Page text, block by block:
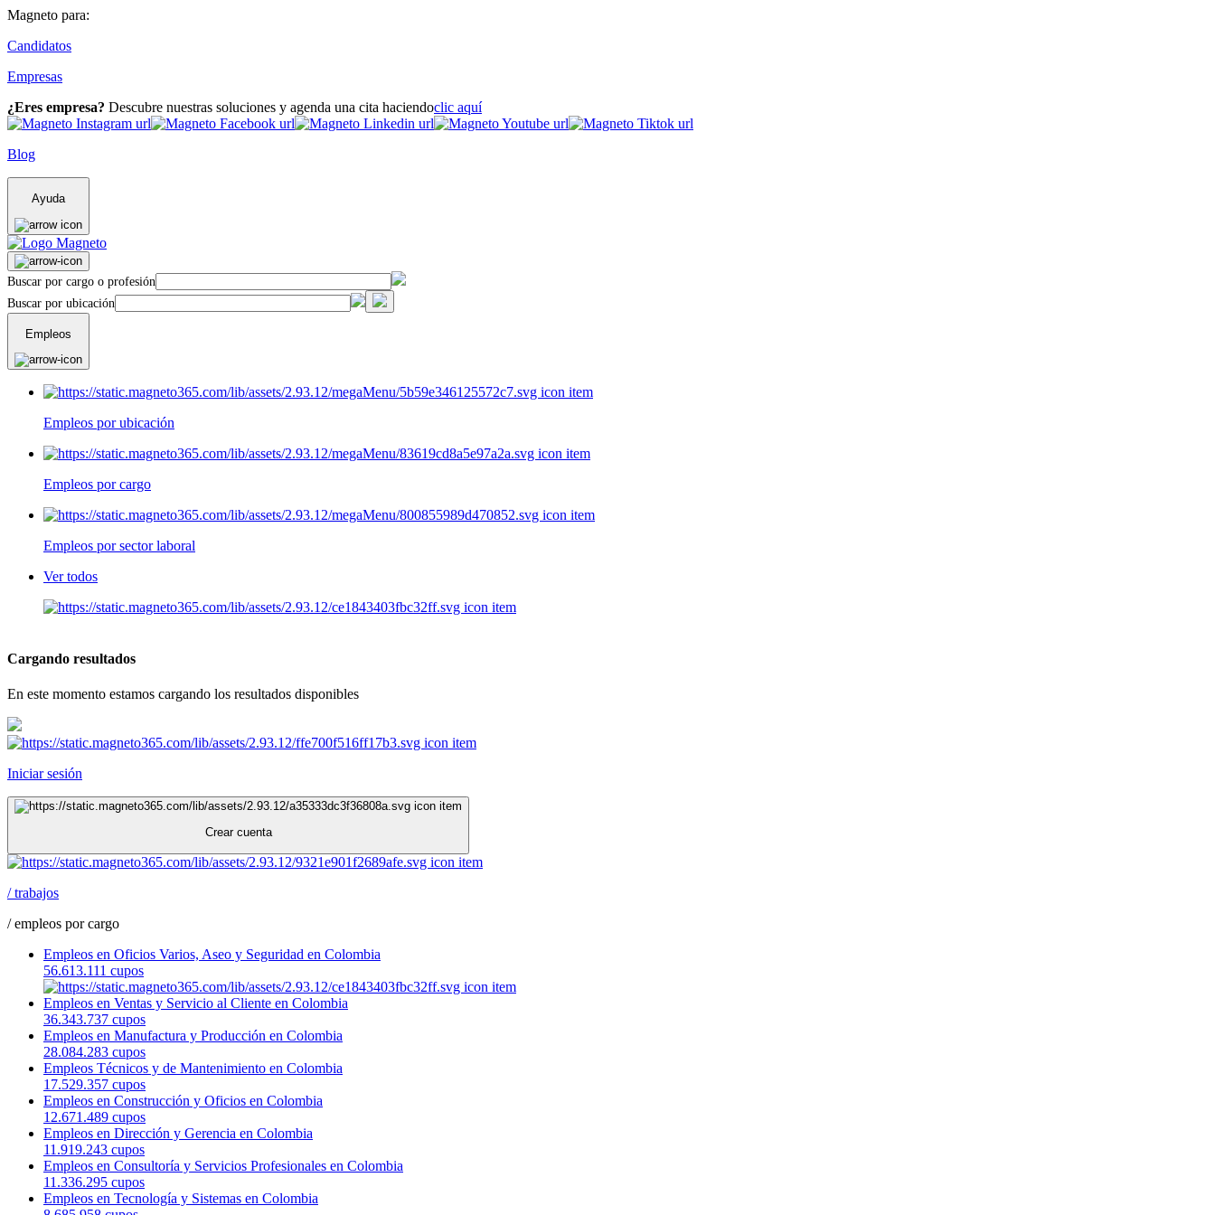
Magneto para:
Candidatos
Empresas
¿Eres empresa? Descubre nuestras soluciones y agenda una cita haciendoclic aquí
Blog
Ayuda
Buscar por cargo o profesión
Buscar por ubicación
Empleos
Empleos por ubicación
Empleos por cargo
Empleos por sector laboral
Ver todos
Cargando resultados
En este momento estamos cargando los resultados disponibles
Iniciar sesión
Crear cuenta
/trabajos
/empleos por cargo
Empleos en Oficios Varios, Aseo y Seguridad en Colombia
56.613.111 cupos
Empleos en Ventas y Servicio al Cliente en Colombia
36.343.737 cupos
Empleos en Manufactura y Producción en Colombia
28.084.283 cupos
Empleos Técnicos y de Mantenimiento en Colombia
17.529.357 cupos
Empleos en Construcción y Oficios en Colombia
12.671.489 cupos
Empleos en Dirección y Gerencia en Colombia
11.919.243 cupos
Empleos en Consultoría y Servicios Profesionales en Colombia
11.336.295 cupos
Empleos en Tecnología y Sistemas en Colombia